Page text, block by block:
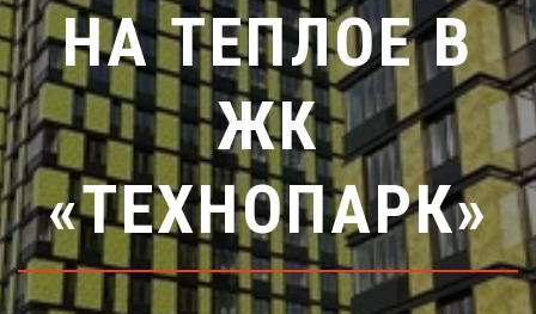
НА ТЕПЛОЕ В
ЖК
«ТЕХНОПАРК»